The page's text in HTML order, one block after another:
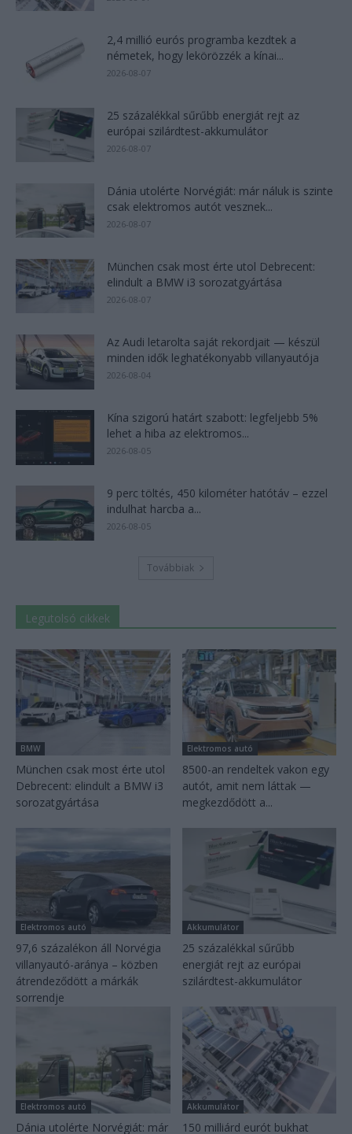
2,4 millió eurós programba kezdtek a
németek, hogy lekörözzék a kínai...
2026-08-07
25 százalékkal sűrűbb energiát rejt az
európai szilárdtest-akkumulátor
2026-08-07
Dánia utolérte Norvégiát: már náluk is szinte
csak elektromos autót vesznek...
2026-08-07
München csak most érte utol Debrecent:
elindult a BMW i3 sorozatgyártása
2026-08-07
Az Audi letarolta saját rekordjait — készül
minden idők leghatékonyabb villanyautója
2026-08-04
Kína szigorú határt szabott: legfeljebb 5%
lehet a hiba az elektromos...
2026-08-05
9 perc töltés, 450 kilométer hatótáv – ezzel
indulhat harcba a...
2026-08-05
Továbbiak
Legutolsó cikkek
BMW
München csak most érte utol
Debrecent: elindult a BMW i3
sorozatgyártása
Elektromos autó
8500-an rendeltek vakon egy
autót, amit nem láttak —
megkezdődött a...
Elektromos autó
97,6 százalékon áll Norvégia
villanyautó-aránya – közben
átrendeződött a márkák
sorrendje
Akkumulátor
25 százalékkal sűrűbb
energiát rejt az európai
szilárdtest-akkumulátor
Elektromos autó
Dánia utolérte Norvégiát: már
Akkumulátor
150 milliárd eurót bukhat